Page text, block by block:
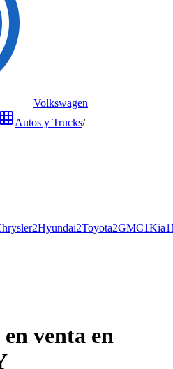
Volkswagen
Autos y Trucks/
2Hyundai2Toyota2GMC1Kia1
venta en